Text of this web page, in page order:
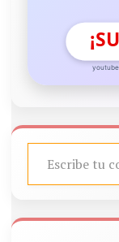
ESCRIBE TU CORREO